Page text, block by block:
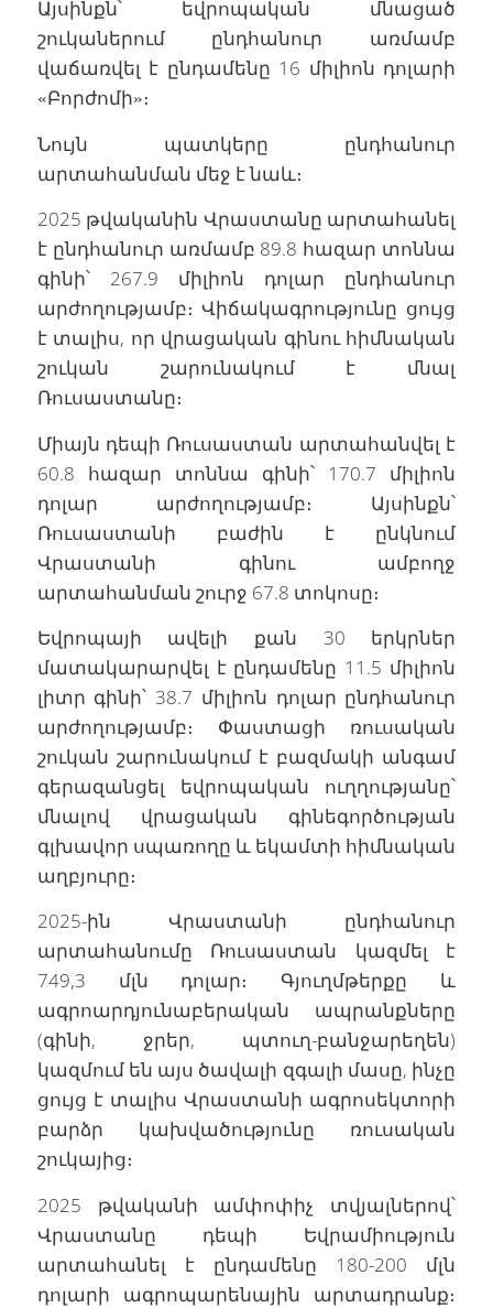
Այսինքն՝ եվրոպական մնացած
շուկաներում ընդհանուր առմամբ
վաճառվել է ընդամենը 16 միլիոն դոլարի
«Բորժոմի»։
Նույն պատկերը ընդհանուր
արտահանման մեջ է նաև։
2025 թվականին Վրաստանը արտահանել
է ընդհանուր առմամբ 89.8 հազար տոննա
գինի՝ 267.9 միլիոն դոլար ընդհանուր
արժողությամբ։ Վիճակագրությունը ցույց
է տալիս, որ վրացական գինու հիմնական
շուկան շարունակում է մնալ
Ռուսաստանը։
Միայն դեպի Ռուսաստան արտահանվել է
60.8 հազար տոննա գինի՝ 170.7 միլիոն
դոլար արժողությամբ։ Այսինքն՝
Ռուսաստանի բաժին է ընկնում
Վրաստանի գինու ամբողջ
արտահանման շուրջ 67.8 տոկոսը։
Եվրոպայի ավելի քան 30 երկրներ
մատակարարվել է ընդամենը 11.5 միլիոն
լիտր գինի՝ 38.7 միլիոն դոլար ընդհանուր
արժողությամբ։ Փաստացի ռուսական
շուկան շարունակում է բազմակի անգամ
գերազանցել եվրոպական ուղղությանը՝
մնալով վրացական գինեգործության
գլխավոր սպառողը և եկամտի հիմնական
աղբյուրը։
2025-ին Վրաստանի ընդհանուր
արտահանումը Ռուսաստան կազմել է
749,3 մլն դոլար։ Գյուղմթերքը և
ագրոարդյունաբերական ապրանքները
(գինի, ջրեր, պտուղ-բանջարեղեն)
կազմում են այս ծավալի զգալի մասը, ինչը
ցույց է տալիս Վրաստանի ագրոսեկտորի
բարձր կախվածությունը ռուսական
շուկայից։
2025 թվականի ամփոփիչ տվյալներով՝
Վրաստանը դեպի Եվրամիություն
արտահանել է ընդամենը 180-200 մլն
դոլարի ագրոպարենային արտադրանք։